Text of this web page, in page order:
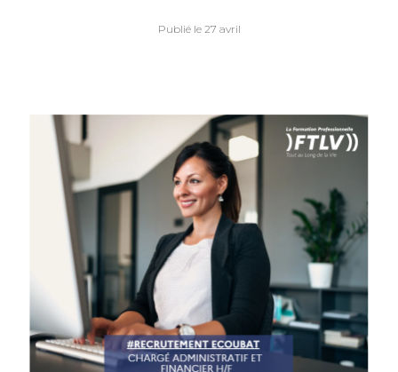
Publié le 27 avril